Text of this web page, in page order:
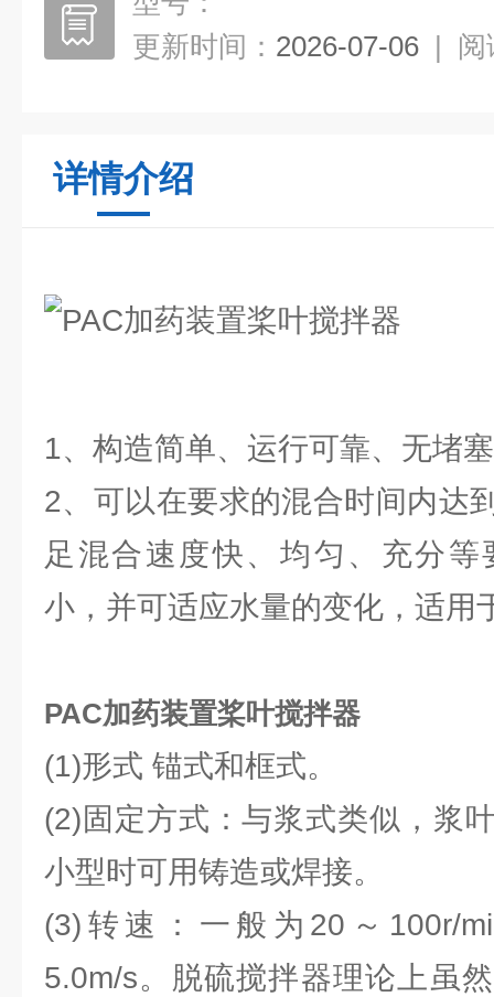
更新时间： 2026-07-06 | 阅
详情介绍
1、构造简单、运行可靠、无堵
2、可以在要求的混合时间内达
足混合速度快、均匀、充分
小，并可适应水量的变化，适用
PAC加药装置桨叶搅拌器
(1)形式 锚式和框式。
(2)固定方式：与浆式类似，浆
小型时可用铸造或焊接。
(3)转速：一般为20～100r/
5.0m/s。脱硫搅拌器理论上虽